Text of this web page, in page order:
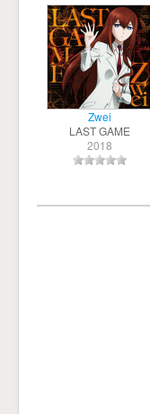
Zwei
LAST GAME
2018